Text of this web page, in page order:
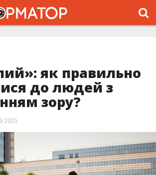
як правильно
до людей з
зору?